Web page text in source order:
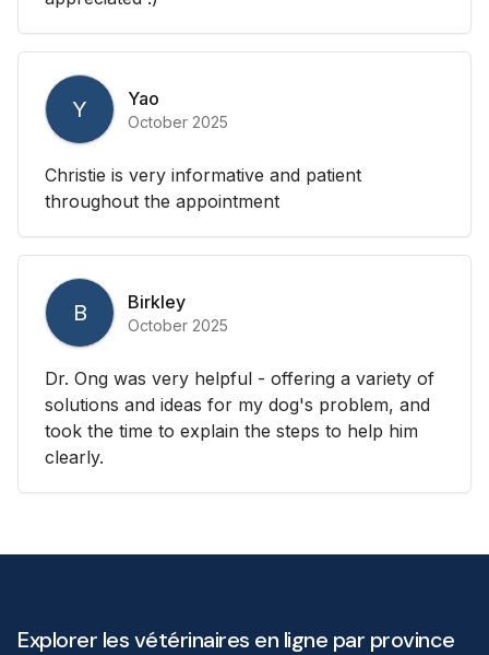
Y Yao
October 2025
Christie is very informative and patient
throughout the appointment
B Birkley
October 2025
Dr. Ong was very helpful - offering a variety of
solutions and ideas for my dog's problem, and
took the time to explain the steps to help him
clearly.
Explorer les vétérinaires en ligne par province